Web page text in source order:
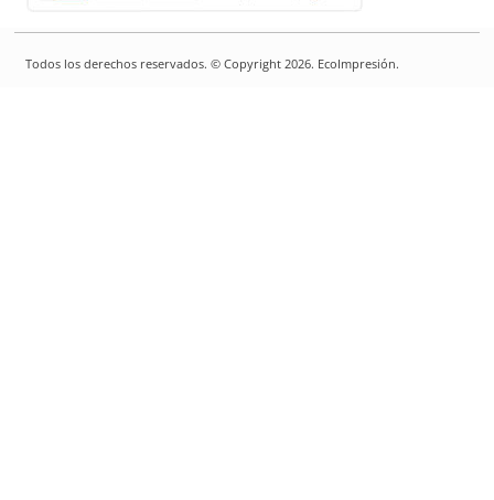
Todos los derechos reservados. © Copyright 2026. EcoImpresión.